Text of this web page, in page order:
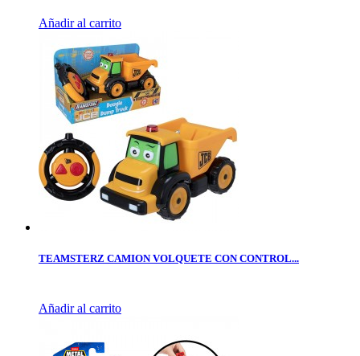
Añadir al carrito
TEAMSTERZ CAMION VOLQUETE CON CONTROL...
Añadir al carrito